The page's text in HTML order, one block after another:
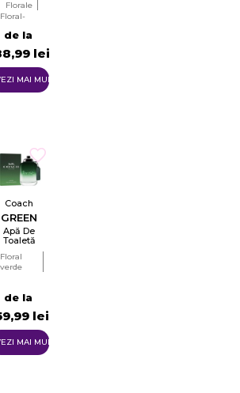
Femei
Tester
Florale
Floral-
de la
lei
MAI MULTE
Coach
GREEN
Apă De
Toaletă
Bărbați
EDT
Floral
verde
de la
lei
MAI MULTE
lista de dorinte
Creeaza o lista de dorinte